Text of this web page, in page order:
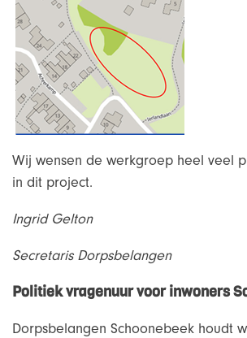
Wij wensen de werkgroep heel veel
in dit project.
Ingrid Gelton
Secretaris Dorpsbelangen
Politiek vragenuur voor inwoners
Dorpsbelangen Schoonebeek houdt